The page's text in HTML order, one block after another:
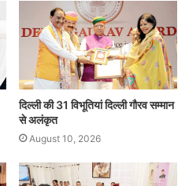
दिल्ली की 31 विभूतियां दिल्ली गौरव सम्मान
से अलंकृत
August 10, 2026